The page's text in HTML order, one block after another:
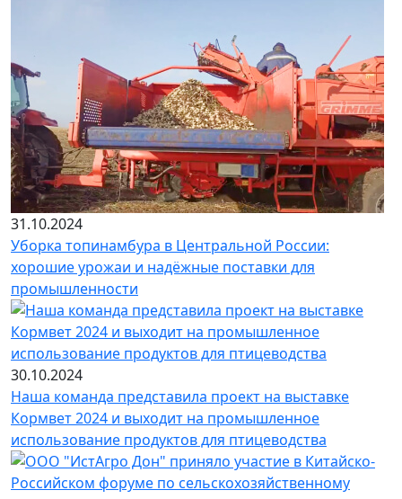
31.10.2024
Уборка топинамбура в Центральной России:
хорошие урожаи и надёжные поставки для
промышленности
30.10.2024
Наша команда представила проект на выставке
Кормвет 2024 и выходит на промышленное
использование продуктов для птицеводства